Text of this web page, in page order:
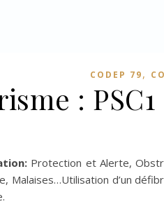
CODEP 79,
:
Protection et Alerte,
Malaises…Utilisation d’un